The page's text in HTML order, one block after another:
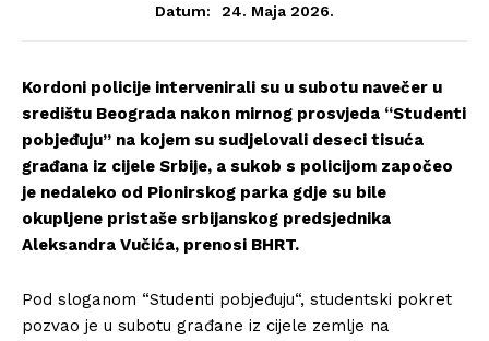
Datum: 24. Maja 2026.
Kordoni policije intervenirali su u subotu navečer u
središtu Beograda nakon mirnog prosvjeda “Studenti
pobjeđuju” na kojem su sudjelovali deseci tisuća
građana iz cijele Srbije, a sukob s policijom započeo
je nedaleko od Pionirskog parka gdje su bile
okupljene pristaše srbijanskog predsjednika
Aleksandra Vučića, prenosi BHRT.
Pod sloganom “Studenti pobjeđuju“, studentski pokret
pozvao je u subotu građane iz cijele zemlje na